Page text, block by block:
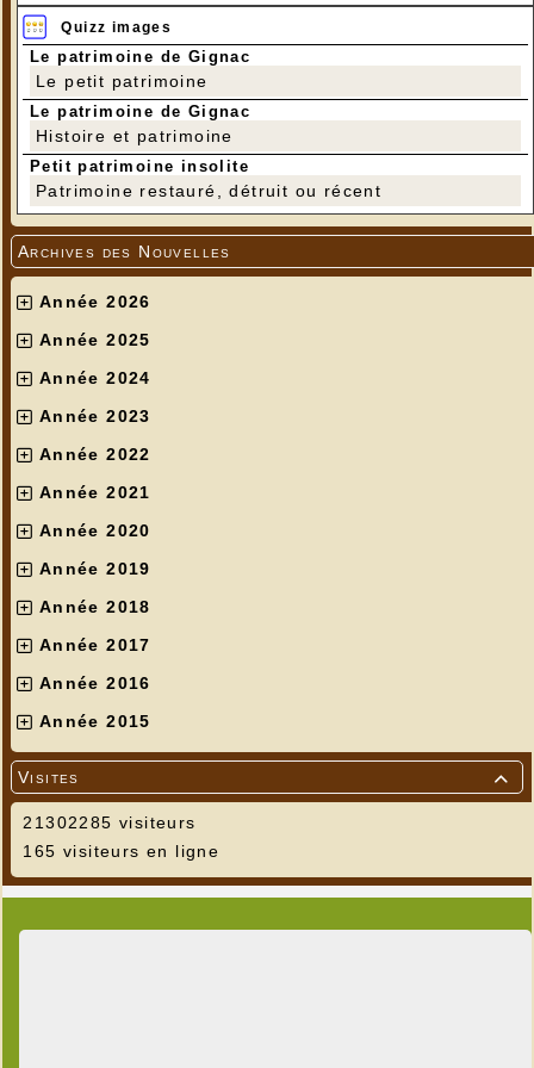
Quizz images
Le patrimoine de Gignac
Le petit patrimoine
Le patrimoine de Gignac
Histoire et patrimoine
Petit patrimoine insolite
Patrimoine restauré, détruit ou récent
Archives des Nouvelles
Année 2026
Année 2025
Année 2024
Année 2023
Année 2022
Année 2021
Année 2020
Année 2019
Année 2018
Année 2017
Année 2016
Année 2015

Visites
21302285 visiteurs
165 visiteurs en ligne